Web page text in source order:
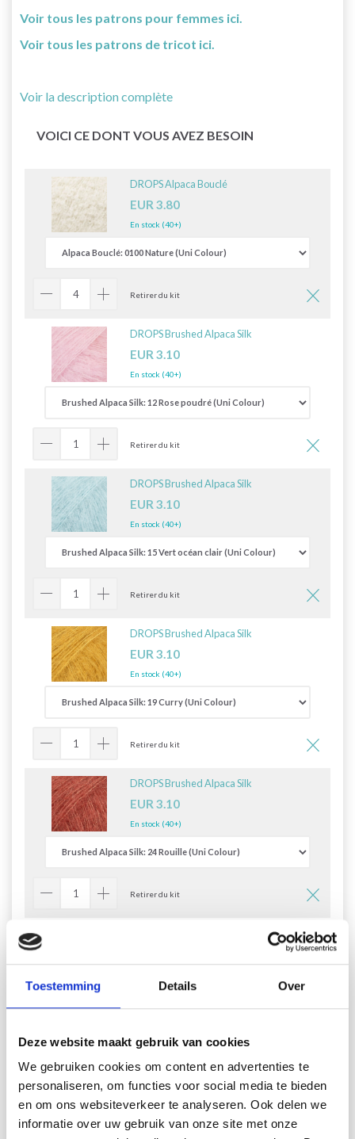
Toestemming Details Over
Deze website maakt gebruik van cookies
We gebruiken cookies om content en advertenties te
personaliseren, om functies voor social media te bieden
en om ons websiteverkeer te analyseren. Ook delen we
informatie over uw gebruik van onze site met onze
Voir tous les patrons pour femmes ici.
Voir tous les patrons de tricot ici.
Voir la description complète
VOICI CE DONT VOUS AVEZ BESOIN
DROPS Alpaca Bouclé
EUR 3.80
En stock (40+)
Retirer du kit
DROPS Brushed Alpaca Silk
EUR 3.10
En stock (40+)
Retirer du kit
DROPS Brushed Alpaca Silk
EUR 3.10
En stock (40+)
Retirer du kit
DROPS Brushed Alpaca Silk
EUR 3.10
En stock (40+)
Retirer du kit
DROPS Brushed Alpaca Silk
EUR 3.10
En stock (40+)
Retirer du kit
Retirer du kit
DROPS Brushed Alpaca Silk
EUR 3.10
En stock (40+)